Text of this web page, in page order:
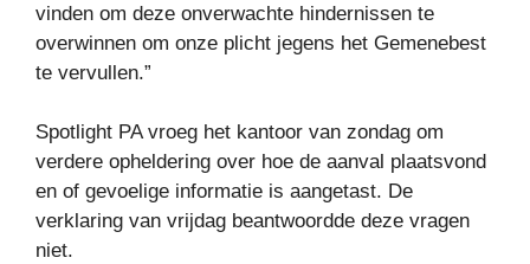
vinden om deze onverwachte hindernissen te
overwinnen om onze plicht jegens het Gemenebest
te vervullen.”
Spotlight PA vroeg het kantoor van zondag om
verdere opheldering over hoe de aanval plaatsvond
en of gevoelige informatie is aangetast. De
verklaring van vrijdag beantwoordde deze vragen
niet.